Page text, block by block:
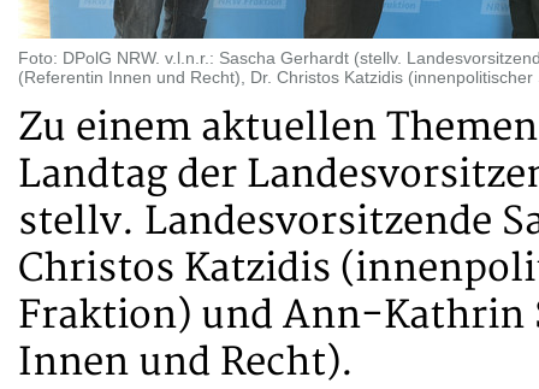
Foto: DPolG NRW. v.l.n.r.: Sascha Gerhardt (stellv.
(Referentin Innen und Recht), Dr. Christos Katzidis
Zu einem aktuellen
Landtag der
stellv. Landesvorsitzende
Christos Katzidis
Fraktion) und Ann-Kathrin
Innen und Recht).